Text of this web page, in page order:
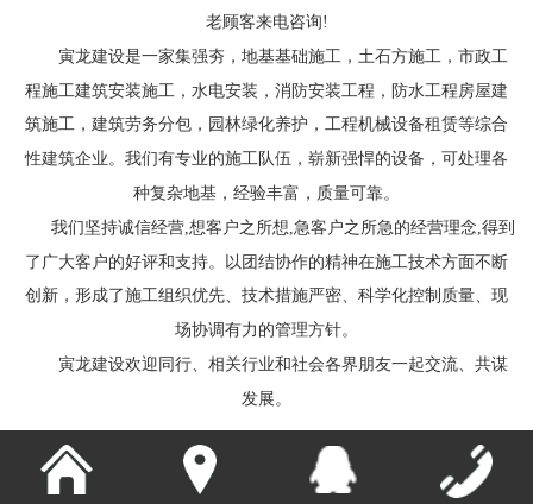
老顾客来电咨询!
寅龙建设是一家集强夯，地基基础施工，土石方施工，市政工
程施工建筑安装施工，水电安装，消防安装工程，防水工程房屋建
筑施工，建筑劳务分包，园林绿化养护，工程机械设备租赁等综合
性建筑企业。我们有专业的施工队伍，崭新强悍的设备，可处理各
种复杂地基，经验丰富，质量可靠。
我们坚持诚信经营,想客户之所想,急客户之所急的经营理念,得到
了广大客户的好评和支持。以团结协作的精神在施工技术方面不断
创新，形成了施工组织优先、技术措施严密、科学化控制质量、现
场协调有力的管理方针。
寅龙建设欢迎同行、相关行业和社会各界朋友一起交流、共谋
发展。